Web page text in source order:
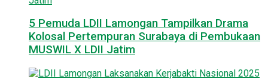
5 Pemuda LDII Lamongan Tampilkan Drama
Kolosal Pertempuran Surabaya di Pembukaan
MUSWIL X LDII Jatim